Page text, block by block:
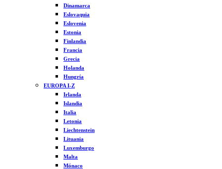
Dinamarca
Eslovaquia
Eslovenia
Estonia
Finlandia
Francia
Grecia
Holanda
Hungría
EUROPA I-Z
Irlanda
Islandia
Italia
Letonia
Liechtenstein
Lituania
Luxemburgo
Malta
Mónaco